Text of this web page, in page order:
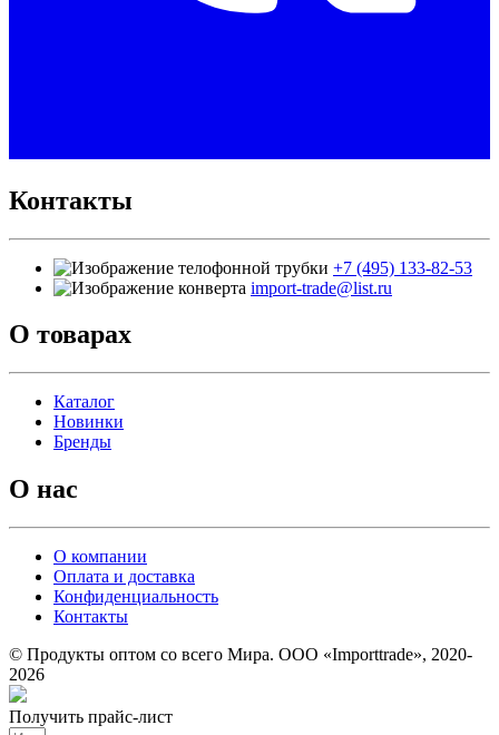
Контакты
+7 (495) 133-82-53
import-trade@list.ru
О товарах
Каталог
Новинки
Бренды
О нас
О компании
Оплата и доставка
Конфиденциальность
Контакты
© Продукты оптом со всего Мира. ООО «Importtrade», 2020-
2026
Получить прайс-лист